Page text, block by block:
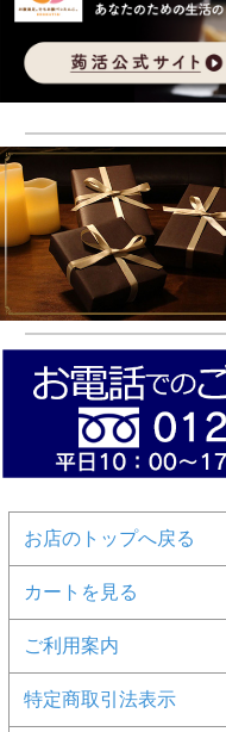
お店のトップへ戻る
カートを見る
ご利用案内
特定商取引法表示